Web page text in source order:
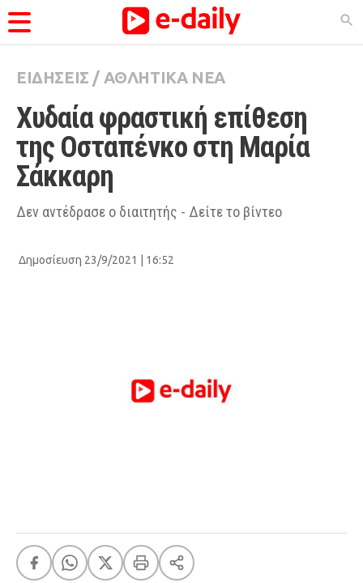
ΚΑΤΗΓΟΡΊΕΣ
Ειδήσεις
Θέματα
Videos
Podcasts
Life
A-List LGBTQI+
ΕΙΔΗΣΕΙΣ / ΑΘΛΗΤΙΚΑ ΝΕΑ
Χυδαία φραστική επίθεση
της Οσταπένκο στη Μαρία
Σάκκαρη
Δεν αντέδρασε ο διαιτητής - Δείτε το βίντεο
Δημοσίευση 23/9/2021 | 16:52